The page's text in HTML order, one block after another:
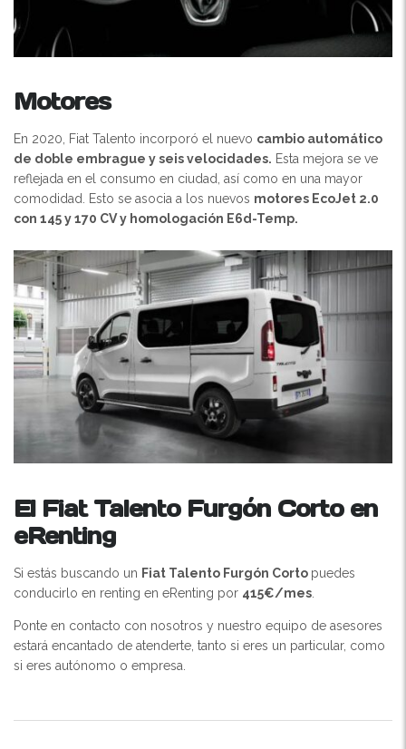
Motores
En 2020, Fiat Talento incorporó el nuevo cambio automático
de doble embrague y seis velocidades. Esta mejora se ve
reflejada en el consumo en ciudad, así como en una mayor
comodidad. Esto se asocia a los nuevos motores EcoJet 2.0
con 145 y 170 CV y homologación E6d-Temp.
El Fiat Talento Furgón Corto en
eRenting
Si estás buscando un Fiat Talento Furgón Corto puedes
conducirlo en renting en eRenting por 415€/mes
Ponte en contacto con nosotros y nuestro equipo de asesores
estará encantado de atenderte, tanto si eres un particular, como
si eres autónomo o empresa.